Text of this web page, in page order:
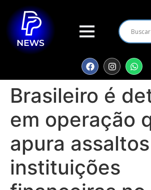
Brasileiro é
em operação
apura
instituições